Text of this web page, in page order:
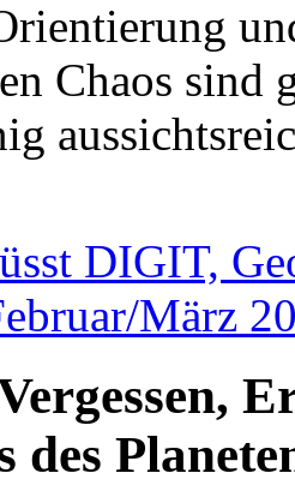
Chaos sind
DIGIT,
März
des